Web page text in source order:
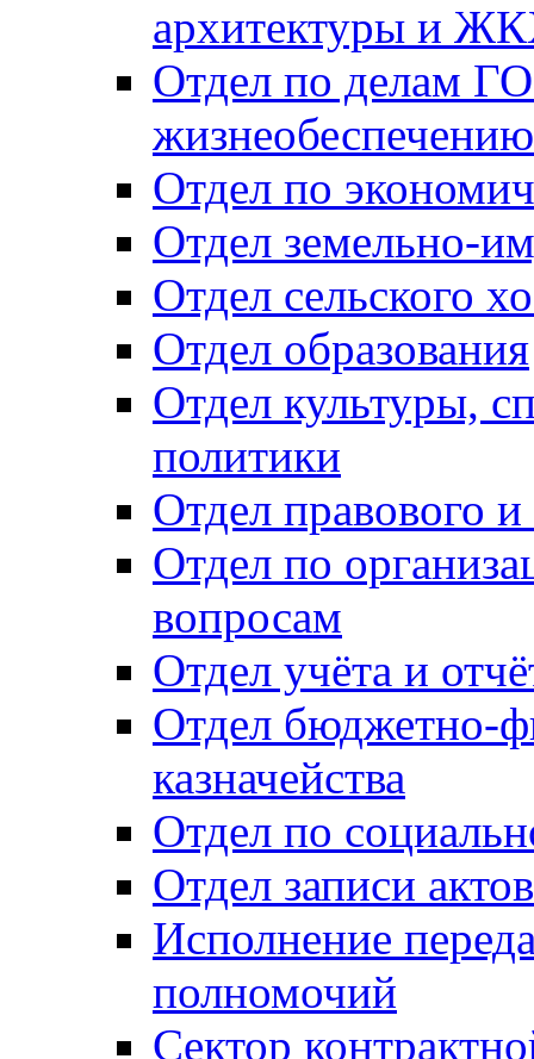
архитектуры и
Отдел по делам
Отдел по
Отдел земельно-
Отдел сельского
Отдел образования
Отдел культуры,
политики
Отдел правового
Отдел по
вопросам
Отдел учёта и
Отдел бюджетно-
казначейства
Отдел по
Отдел записи
Исполнение
полномочий
Сектор